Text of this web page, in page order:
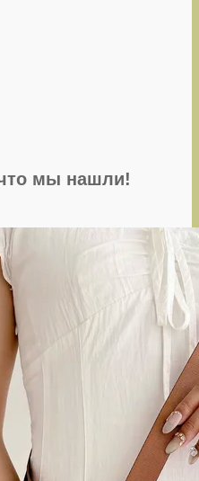
мы нашли!